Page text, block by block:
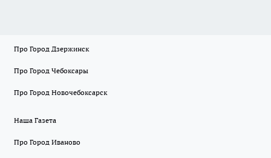
Про Город Дзержинск
Про Город Чебоксары
Про Город Новочебоксарск
Наша Газета
Про Город Иваново